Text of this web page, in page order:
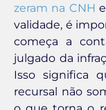
zeram na CNH
validade, é
começa a
julgado da
Isso significa
recursal não